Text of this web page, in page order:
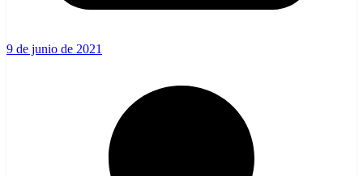
9 de junio de 2021